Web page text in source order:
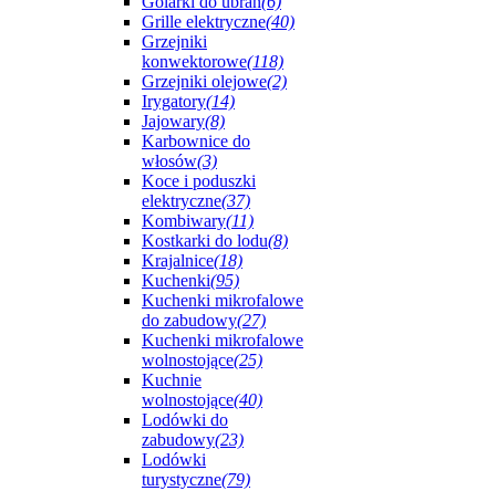
Grille elektryczne(40)
Grzejniki
konwektorowe(118)
Grzejniki olejowe(2)
Irygatory(14)
Jajowary(8)
Karbownice do
włosów(3)
Koce i poduszki
elektryczne(37)
Kombiwary(11)
Kostkarki do lodu(8)
Krajalnice(18)
Kuchenki(95)
Kuchenki mikrofalowe
do zabudowy(27)
Kuchenki mikrofalowe
wolnostojące(25)
Kuchnie
wolnostojące(40)
Lodówki do
zabudowy(23)
Lodówki
turystyczne(79)